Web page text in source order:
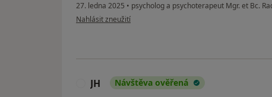
27. ledna 2025 • psycholog a psychoterapeut Mgr. et Bc.
podle názoru uživatele Eva
Nahlásit zneužití
JH Návštěva ověřená